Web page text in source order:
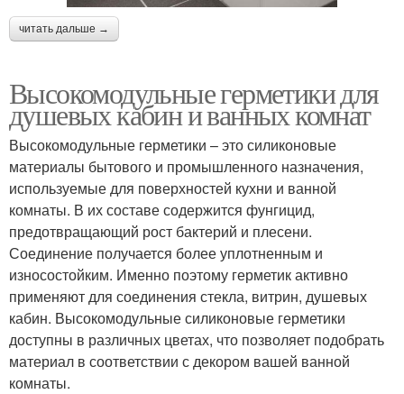
читать дальше →
Высокомодульные герметики для
душевых кабин и ванных комнат
Высокомодульные герметики – это силиконовые
материалы бытового и промышленного назначения,
используемые для поверхностей кухни и ванной
комнаты. В их составе содержится фунгицид,
предотвращающий рост бактерий и плесени.
Соединение получается более уплотненным и
износостойким. Именно поэтому герметик активно
применяют для соединения стекла, витрин, душевых
кабин. Высокомодульные силиконовые герметики
доступны в различных цветах, что позволяет подобрать
материал в соответствии с декором вашей ванной
комнаты.